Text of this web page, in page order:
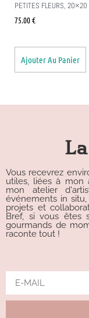
PETITES FLEURS, 20×20
75.00€
Ajouter Au Panier
Vous recevrez
utiles, liées à mon
mon atelier
événements in
projets et
Bref, si vous êtes
gourmands de
raconte tout !